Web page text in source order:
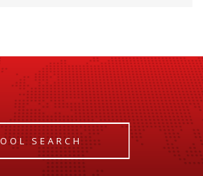
SEARCH